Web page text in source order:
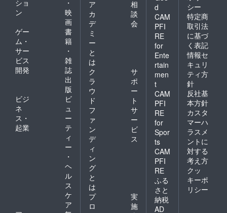
ショ
ン
・
映
画
ゲー
ム・
サー
ビス
開発
書
籍
・
雑
誌
出
版
ビジ
ネ
ス・
起業
ビ
ュ
ー
テ
ィ
ー
・
ヘ
ル
ス
ケ
ア
ア
カ
デ
ミ
ー
と
は
相
談
会
ク
ラ
ウ
ド
フ
ァ
ン
デ
ィ
ン
グ
と
は
サ
ポ
ー
ト
サ
ー
ビ
ス
プ
ロ
実
施
d
CAM
PFI
RE
for
Ente
rtain
men
t
CAM
PFI
RE
for
Spor
ts
CAM
PFI
RE
ふる
さと
納税
AD
シー
特定商
取引法
に基づ
く表記
情報セ
キュリ
ティ方
針
反社基
本方針
カスタ
マーハ
ラスメ
ントに
対する
考え方
クッ
キーポ
リシー